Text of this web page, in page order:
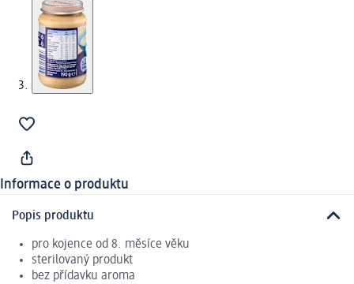
Informace o produktu
Popis produktu
pro kojence od 8. měsíce věku
sterilovaný produkt
bez přídavku aroma